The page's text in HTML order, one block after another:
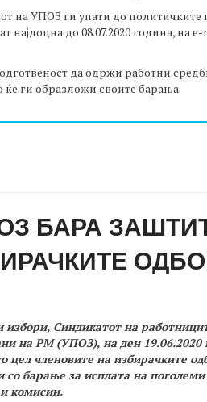
на УПОЗ ги упати до политичките
најдоцна до 08.07.2020 година, на
да одржи работни
ги образложи своите барања.
БАРА
Синдикатот на
на РМ (УПОЗ), на ден 19.06.2020
цел членовите на избирачките
барање за исплата на
комисии.